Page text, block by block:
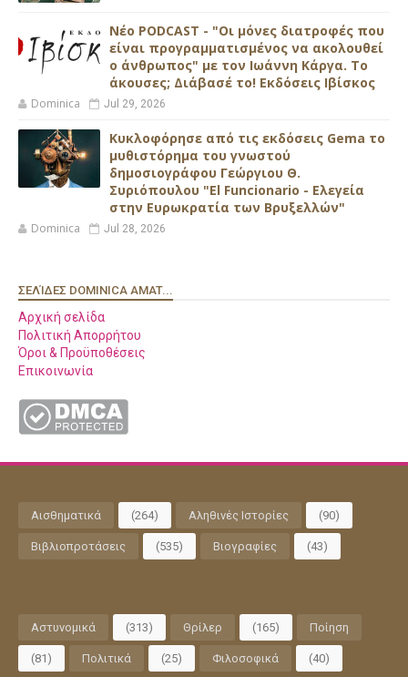
Νέο PODCAST - "Οι μόνες διατροφές που
είναι προγραμματισμένος να ακολουθεί
ο άνθρωπος" με τον Ιωάννη Κάργα. Το
άκουσες; Διάβασέ το! Εκδόσεις Ιβίσκος
Dominica Jul 29, 2026
Κυκλοφόρησε από τις εκδόσεις Gema το
μυθιστόρημα του γνωστού
δημοσιογράφου Γεώργιου Θ.
Συριόπουλου "El Funcionario - Ελεγεία
στην Ευρωκρατία των Βρυξελλών"
Dominica Jul 28, 2026
ΣΕΛΊΔΕΣ DOMINICA AMAT...
Αρχική σελίδα
Πολιτική Απορρήτου
Όροι & Προϋποθέσεις
Επικοινωνία
Αισθηματικά (264) Αληθινές Ιστορίες (90)
Βιβλιοπροτάσεις (535) Βιογραφίες (43)
Αστυνομικά (313) Θρίλερ (165) Ποίηση
(81) Πολιτικά (25) Φιλοσοφικά (40)